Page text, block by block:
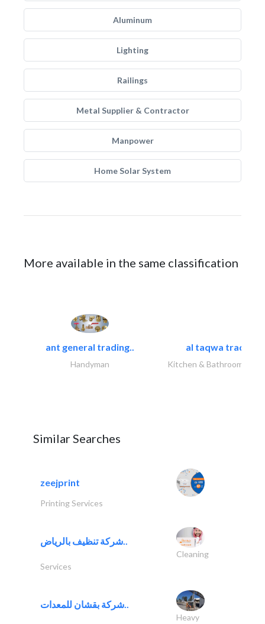
Aluminum
Lighting
Railings
Metal Supplier & Contractor
Manpower
Home Solar System
More available in the same classification
ant general trading..
Handyman
al taqwa trading..
Kitchen & Bathroom
Similar Searches
zeejprint
Printing Services
شركة تنظيف بالرياض..
Cleaning
Services
شركة بقشان للمعدات..
Heavy